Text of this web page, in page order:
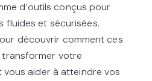
d’outils conçus pour
fluides et sécurisées.
découvrir comment ces
votre
aider à atteindre vos